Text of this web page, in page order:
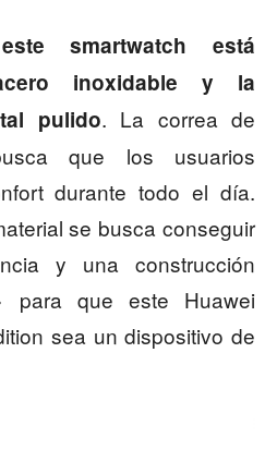
smartwatch está
inoxidable y la
pulido. La correa de
que los usuarios
durante todo el día.
se busca conseguir
y una construcción
para que este Huawei
sea un dispositivo de